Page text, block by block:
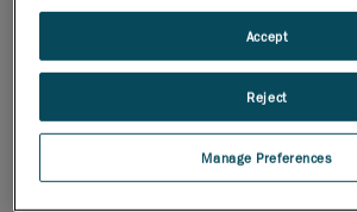
attraverso la metrologia.
La suite di soluzioni ACADEMIA offre
accompagnare nell’esperienza
Consente di illustrare l'utilizzo degli
un'ampia gamma di applicazioni
Manage Preferences
Reject
Accept